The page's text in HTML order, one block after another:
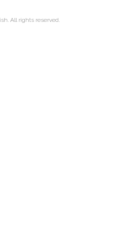
All rights reserved.